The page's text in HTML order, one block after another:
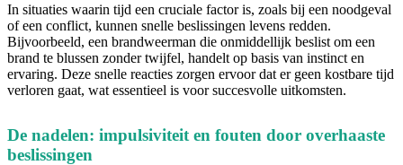
In situaties waarin tijd een cruciale factor is, zoals bij een noodgeval
of een conflict, kunnen snelle beslissingen levens redden.
Bijvoorbeeld, een brandweerman die onmiddellijk beslist om een
brand te blussen zonder twijfel, handelt op basis van instinct en
ervaring. Deze snelle reacties zorgen ervoor dat er geen kostbare tijd
verloren gaat, wat essentieel is voor succesvolle uitkomsten.
De nadelen: impulsiviteit en fouten door overhaaste
beslissingen